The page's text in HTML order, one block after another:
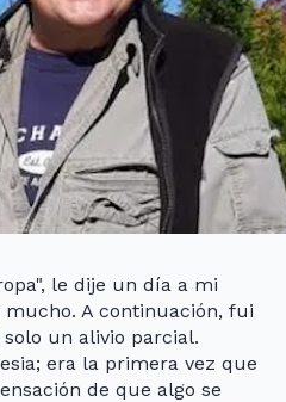
le dije un día a mi
A continuación, fui
un alivio parcial.
era la primera vez que
de que algo se